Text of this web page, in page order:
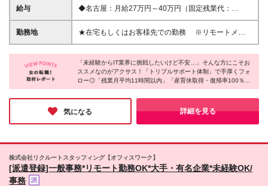
★PCスキル（タイピングなど）よりも、人柄を重
ね◎ ★コミュニケーション能力を活かせる！ 実はお
客様やエンジニアとコミュニケーションをとる機会が
先輩がたくさんいます！
給与
◆名古屋：月給27万円～40万円（固定残業代：
36,500円～） ◆東京：月給26万円～40万円（固定残
業代：35,200円～） ◆その他エリア：月給25万円～
す。 その他、資格によっては30万円の手当が支給さ
れます。 *入社時の想定給与となります *スキル・経
験を考慮して決定します *みなし残業代20時間分含。
っかりお給与で還元いたします！ *実際の残業時間が
20時間に満たない場合でも満額支給されます。 な
勤務地
★在宅もしくはお客様先での勤務 ※リモートメンバ
ー半数以上！フルリモートの社員も在籍♪ ★エリア別
採用【勤務地は駅チカが多数！】 【関西】大阪府、
京都府、兵庫県 【東海】愛知県 【九州】福岡県 【山
陽】広島県 【四国】香川県 【首都圏】東京都、神奈
川県（横浜市・川崎市など）千葉県、埼玉県 ★希望
エリアでの勤務が可能。U・Iターン歓迎 ★転居を伴
う転勤はありません ★屋内の受動喫煙対策あり（喫
煙室あり） ┗主要事業所は屋内喫煙可能場所がご
で社員同士の交流も活発です♪ 「弊社の福利厚生で引
っ越し応援制度もございます。」 (変更の範囲)上記を
「未経験からIT業界に挑戦したいけど不安…」そんな方にこそお
ススメなのがアクサス！「トリプルサポート体制」で手厚くフォ
ロー◎「残業月平均11時間以内」「産育休取得・復帰率100％」
「リモートワーク可能」「退職金制度あり」と、圧倒的な働きや
すさが全国どの拠点でも叶います♪明確な評価制度による給与UP
やステップアップ実績も豊富★将来の確かなキャリアアップとプ
ライベートの両立をぜひ実現してください！
気になる 詳細を見る
株式会社リクルートスタッフィング【オフィスワーク】
[派遣登録]一般事務*リモート勤務OK*大手・有名企業*未経験OK/
事務